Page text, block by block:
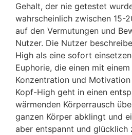
Gehalt, der nie getestet
wahrscheinlich zwischen 15-
auf den Vermutungen und
Nutzer. Die Nutzer
High als eine sofort
Euphorie, die einen mit
Konzentration und
Kopf-High geht in einen
wärmenden Körperrausch
ganzen Körper abklingt und
aber entspannt und glücklich